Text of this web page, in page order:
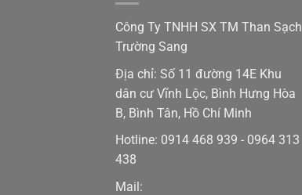
Công Ty TNHH SX TM Than Sạch
Trường Sang
Địa chỉ: Số 11 đường 14E Khu
dân cư Vĩnh Lộc, Bình Hưng Hòa
B, Bình Tân, Hồ Chí Minh
Hotline: 0914 468 939 - 0964 313
438
Mail: